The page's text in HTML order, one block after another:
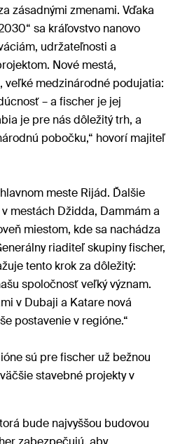
zásadnými zmenami. Vďaka
sa kráľovstvo nanovo
udržateľnosti a
Nové mestá,
medzinárodné podujatia:
– a fischer je jej
je pre nás dôležitý trh, a
pobočku,“ hovorí majiteľ
meste Rijád. Ďalšie
mestách Džidda, Dammám a
miestom, kde sa nachádza
riaditeľ skupiny fischer,
tento krok za dôležitý:
spoločnosť veľký význam.
v Dubaji a Katare nová
postavenie v regióne.“
sú pre fischer už bežnou
stavebné projekty v
bude najvyššou budovou